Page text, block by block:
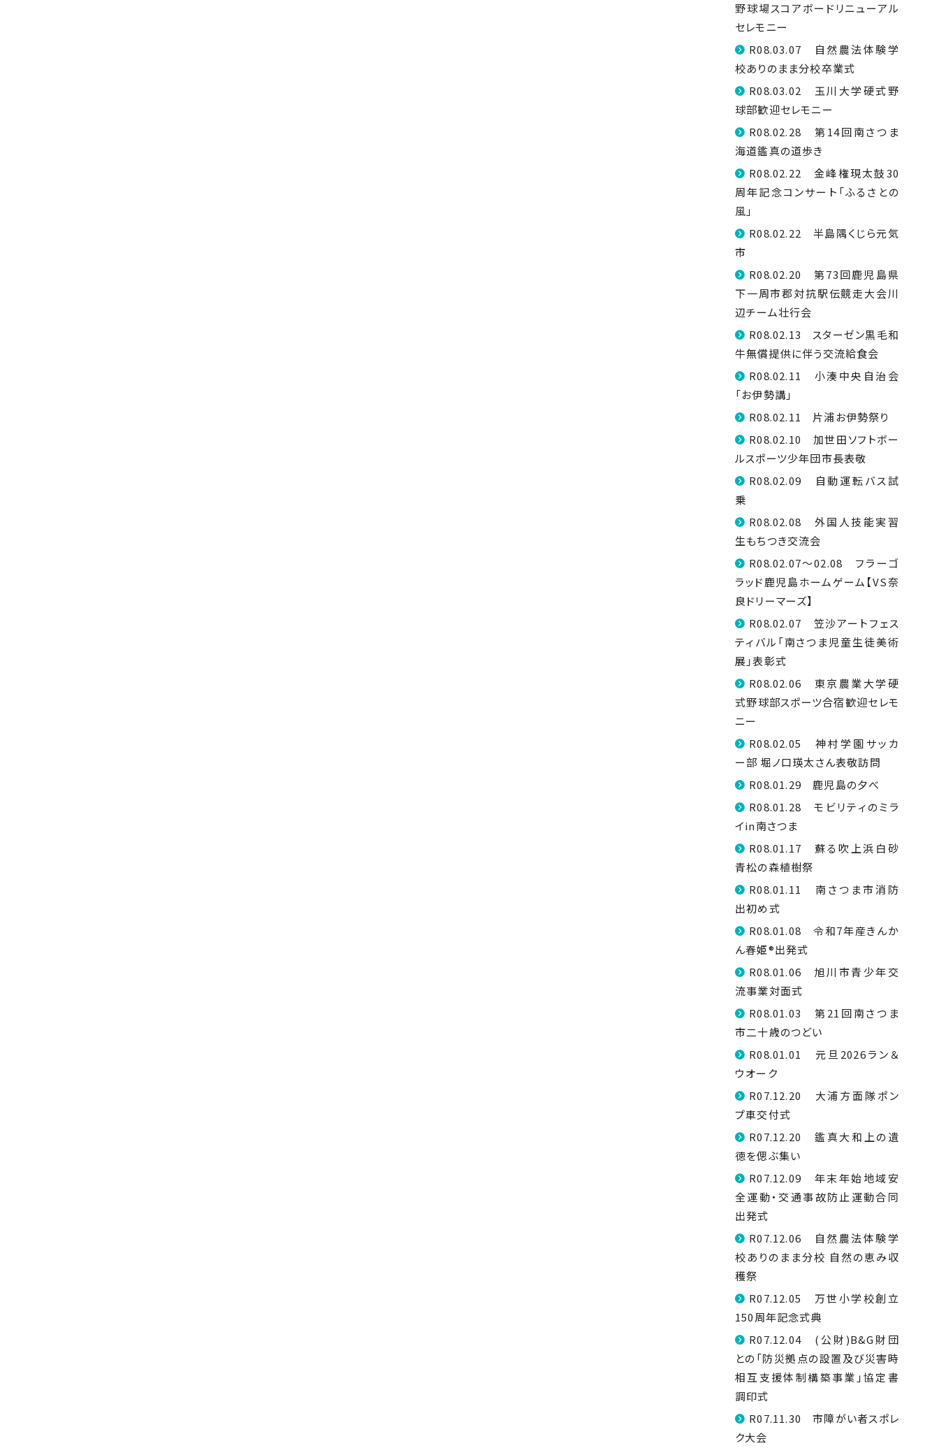
野球場スコアボードリニューアル
セレモニー
R08.03.07 自然農法体験学
校ありのまま分校卒業式
R08.03.02 玉川大学硬式野
球部歓迎セレモニー
R08.02.28 第14回南さつま
海道鑑真の道歩き
R08.02.22 金峰権現太鼓30
周年記念コンサート「ふるさとの
風」
R08.02.22 半島隅くじら元気
市
R08.02.20 第73回鹿児島県
下一周市郡対抗駅伝競走大会川
辺チーム壮行会
R08.02.13 スターゼン黒毛和
牛無償提供に伴う交流給食会
R08.02.11 小湊中央自治会
「お伊勢講」
R08.02.11 片浦お伊勢祭り
R08.02.10 加世田ソフトボー
ルスポーツ少年団市長表敬
R08.02.09 自動運転バス試
乗
R08.02.08 外国人技能実習
生もちつき交流会
R08.02.07～02.08 フラーゴ
ラッド鹿児島ホームゲーム【VS奈
良ドリーマーズ】
R08.02.07 笠沙アートフェス
ティバル「南さつま児童生徒美術
展」表彰式
R08.02.06 東京農業大学硬
式野球部スポーツ合宿歓迎セレモ
ニー
R08.02.05 神村学園サッカ
ー部 堀ノ口瑛太さん表敬訪問
R08.01.29 鹿児島の夕べ
R08.01.28 モビリティのミラ
イin南さつま
R08.01.17 蘇る吹上浜白砂
青松の森植樹祭
R08.01.11 南さつま市消防
出初め式
R08.01.08 令和7年産きんか
ん春姫®出発式
R08.01.06 旭川市青少年交
流事業対面式
R08.01.03 第21回南さつま
市二十歳のつどい
R08.01.01 元旦2026ラン＆
ウオーク
R07.12.20 大浦方面隊ポン
プ車交付式
R07.12.20 鑑真大和上の遺
徳を偲ぶ集い
R07.12.09 年末年始地域安
全運動・交通事故防止運動合同
出発式
R07.12.06 自然農法体験学
校ありのまま分校 自然の恵み収
穫祭
R07.12.05 万世小学校創立
150周年記念式典
R07.12.04 (公財)B&G財団
との「防災拠点の設置及び災害時
相互支援体制構築事業」協定書
調印式
R07.11.30 市障がい者スポレ
ク大会